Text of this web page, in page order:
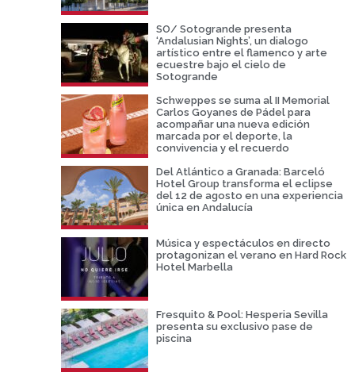
SO/ Sotogrande presenta
‘Andalusian Nights’, un dialogo
artístico entre el flamenco y arte
ecuestre bajo el cielo de
Sotogrande
Schweppes se suma al II Memorial
Carlos Goyanes de Pádel para
acompañar una nueva edición
marcada por el deporte, la
convivencia y el recuerdo
Del Atlántico a Granada: Barceló
Hotel Group transforma el eclipse
del 12 de agosto en una experiencia
única en Andalucía
Música y espectáculos en directo
protagonizan el verano en Hard Rock
Hotel Marbella
Fresquito & Pool: Hesperia Sevilla
presenta su exclusivo pase de
piscina